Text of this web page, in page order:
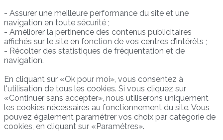
- Assurer une meilleure performance du site et une
navigation en toute sécurité ;
- Améliorer la pertinence des contenus publicitaires
affichés sur le site en fonction de vos centres d’intérêts ;
- Récolter des statistiques de fréquentation et de
navigation.
En cliquant sur «Ok pour moi», vous consentez à
l'utilisation de tous les cookies. Si vous cliquez sur
«Continuer sans accepter», nous utiliserons uniquement
les cookies nécessaires au fonctionnement du site. Vous
pouvez également paramétrer vos choix par catégorie de
cookies, en cliquant sur «Paramétres».